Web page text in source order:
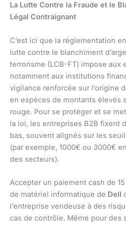
La Lutte Contre la Fraude et le
Légal Contraignant
C’est ici que la réglementation
lutte contre le blanchiment
terrorisme (LCB-FT) impose aux
notamment aux institutions
vigilance renforcée sur l’origine
en espèces de montants élevés
rouge. Pour se protéger et se
la loi, les entreprises B2B fixent
bas, souvent alignés sur les
(par exemple, 1000€ ou 3000€
des secteurs).
Accepter un paiement cash de
de matériel informatique de Dell
l’entreprise vendeuse à des
cas de contrôle. Même pour des